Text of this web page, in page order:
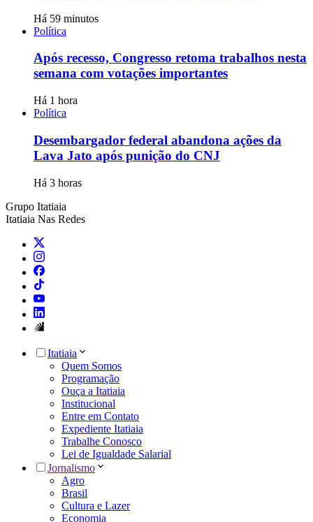
Há 59 minutos
Política
Após recesso, Congresso retoma trabalhos nesta
semana com votações importantes
Há 1 hora
Política
Desembargador federal abandona ações da
Lava Jato após punição do CNJ
Há 3 horas
Grupo Itatiaia
Itatiaia Nas Redes
Itatiaia
Quem Somos
Programação
Ouça a Itatiaia
Institucional
Entre em Contato
Expediente Itatiaia
Trabalhe Conosco
Lei de Igualdade Salarial
Jornalismo
Agro
Brasil
Cultura e Lazer
Economia